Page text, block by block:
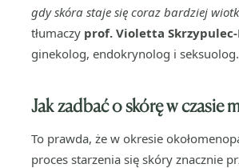
gdy skóra staje się coraz bardziej
tłumaczy prof. Violetta
ginekolog, endokrynolog i seksuolog.
Jak zadbać o skórę w czasie
To prawda, że w okresie
proces starzenia się skóry znacznie